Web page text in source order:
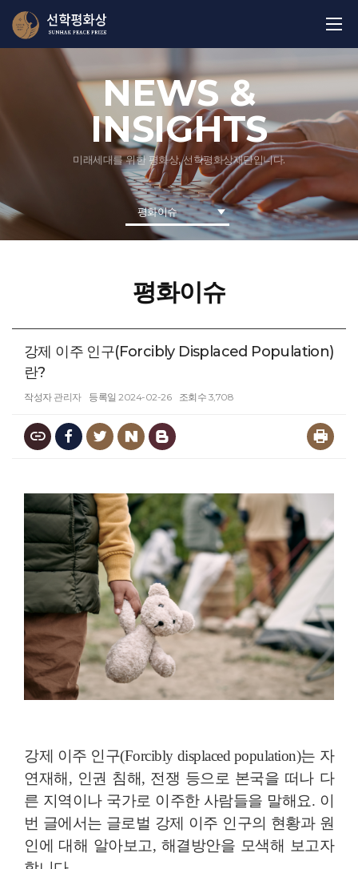
NEWS &
INSIGHTS
미래세대를 위한 평화상, 선학평화상재단입니다.
평화이슈
평화이슈
강제 이주 인구(Forcibly Displaced Population)
란?
작성자 관리자 등록일 2024-02-26 조회수 3,708
강제 이주 인구(Forcibly displaced population)는 자
연재해, 인권 침해, 전쟁 등으로 본국을 떠나 다
른 지역이나 국가로 이주한 사람들을 말해요. 이
번 글에서는 글로벌 강제 이주 인구의 현황과 원
인에 대해 알아보고, 해결방안을 모색해 보고자